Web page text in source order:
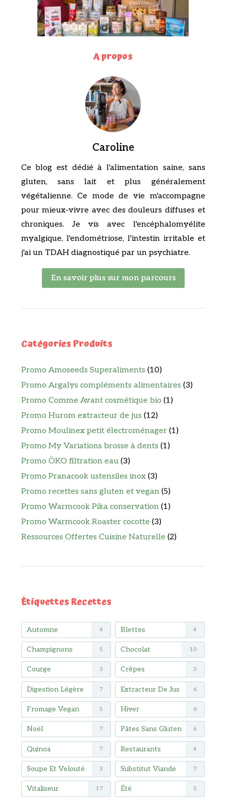
A propos
Caroline
Ce blog est dédié à l'alimentation saine, sans
gluten, sans lait et plus généralement
végétalienne. Ce mode de vie m'accompagne
pour mieux-vivre avec des douleurs diffuses et
chroniques. Je vis avec l'encéphalomyélite
myalgique, l'endométriose, l'intestin irritable et
j'ai un TDAH diagnostiqué par un psychiatre.
En savoir plus sur mon parcours
Catégories Produits
Promo Amoseeds Superaliments (10)
Promo Argalys compléments alimentaires (3)
Promo Comme Avant cosmétique bio (1)
Promo Hurom extracteur de jus (12)
Promo Moulinex petit électroménager (1)
Promo My Variations brosse à dents (1)
Promo ÖKO filtration eau (3)
Promo Pranacook ustensiles inox (3)
Promo recettes sans gluten et vegan (5)
Promo Warmcook Pika conservation (1)
Promo Warmcook Roaster cocotte (3)
Ressources Offertes Cuisine Naturelle (2)
Étiquettes Recettes
Automne 4 Blettes 4
Champignons 5 Chocolat 10
Courge 3 Crêpes 3
Digestion Légère 7 Extracteur De Jus 6
Fromage Vegan 5 Hiver 6
Noël 7 Pâtes Sans Gluten 6
Quinoa 7 Restaurants 4
Soupe Et Velouté 3 Substitut Viande 7
Vitaliseur 17 Été 5